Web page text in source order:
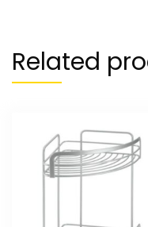
Related